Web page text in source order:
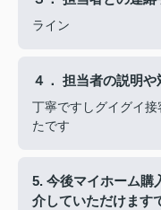
ライン
４． 担当者の説明や
丁寧ですしグイグイ
たです
5. 今後マイホーム購
介していただけます